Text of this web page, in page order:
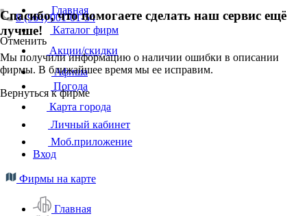
8 (964) 001-01-54
Отменить
Спасибо, что помогаете сделать наш сервис ещё
лучше!
Мы получили информацию о наличии ошибки в описании
фирмы. В ближайшее время мы ее исправим.
Вернуться к фирме
Главная
Каталог фирм
Акции/скидки
Афиша
Погода
Карта города
Личный кабинет
Моб.приложение
Вход
Фирмы на карте
Главная